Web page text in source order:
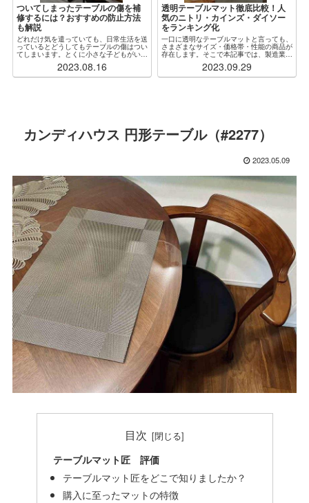
ついてしまったテーブルの傷を補
修するには？おすすめの防止方法
も解説
どれだけ気を遣っていても、日常生活を送
っているとどうしてもテーブルの傷はつい
てしまいます。とくに小さな子どもがいる
場合、ふとしたことがきっかけで木製・ガ
ラス製問わず傷だらけになってしまうこと
もしばしばです。傷をつけないように注意
2023.08.16
透明テーブルマット徹底比較！人
気のニトリ・カインズ・ダイソー
をランキング化
一口に透明なテーブルマットと言っても、
さまざまなサイズ・価格帯・性能の商品が
存在します。そこで本記事では、製造業者
からも見解をもらいつつ、特に人気な各社
の透明テーブルマットを厳選・比較し、ラ
ンキング化しました。加えて、「自分の状
2023.09.29
カンディハウス 円形テーブル（#2277）
2023.05.09
目次
テーブルマット匠 評価
テーブルマット匠をどこで知りましたか？
購入に至ったマットの特徴